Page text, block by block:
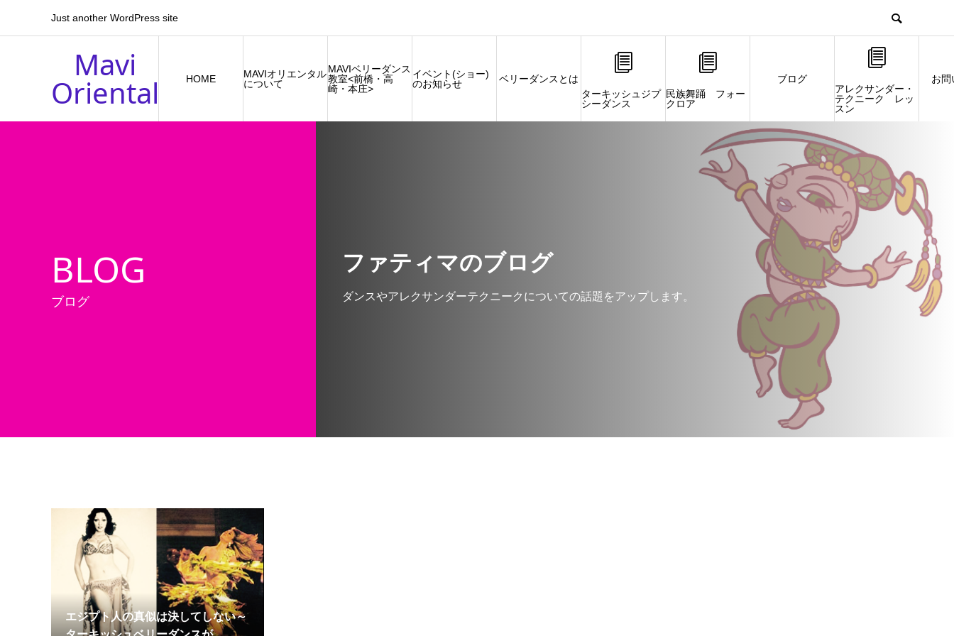
Just another WordPress site
Mavi
Oriental HOME
MAVIオリエンタル
について
MAVIベリーダンス
教室<前橋・高
崎・本庄>
イベント(ショー)
のお知らせ
ベリーダンスとは
ターキッシュジプ
シーダンス
民族舞踊 フォー
クロア
ブログ
アレクサンダー・
テクニーク レッ
スン
お問
BLOG
ブログ
ファティマのブログ
ダンスやアレクサンダーテクニークについての話題をアップします。
エジプト人の真似は決してしない～